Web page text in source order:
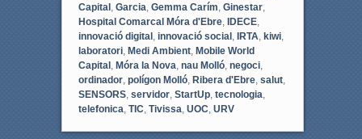
Capital, Garcia Gemma Carím Ginestar,
Hospital Comarcal Móra d'Ebre, IDECE,
innovació digital, innovació social, IRTA kiwi,
laboratori, Medi Ambient, Mobile World
Capital, Móra la Nova nau Molló, negoci,
ordinador, polígon Molló, Ribera d'Ebre, salut,
SENSORS, servidor, StartUp, tecnologia
telefonica TIC Tivissa UOC URV